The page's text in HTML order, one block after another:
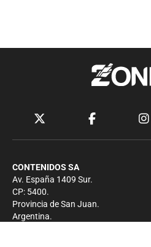
CONTENIDOS SA
Av. España 1409 Sur.
CP: 5400.
Provincia de San Juan.
Argentina.